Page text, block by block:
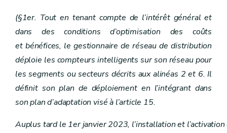
Art. 8
Art. 9
Art. 10
Chapitre III
Gestion des réseaux
Art. 11
Art. 12
Art. 13
Art. 14
Art. 15
Art. 16
Chapitre III Gestion des réseaux
Art. 12
(§1er. Tout en tenant compte de l’intérêt général et
dans des conditions d’optimisation des coûts
et bénéfices, le gestionnaire de réseau de distribution
déploie les compteurs intelligents sur son réseau pour
les segments ou secteurs décrits aux alinéas 2 et 6. Il
définit son plan de déploiement en l’intégrant dans
son plan d’adaptation visé à l’article 15.
Auplus tard le 1er janvier 2023, l’installation et